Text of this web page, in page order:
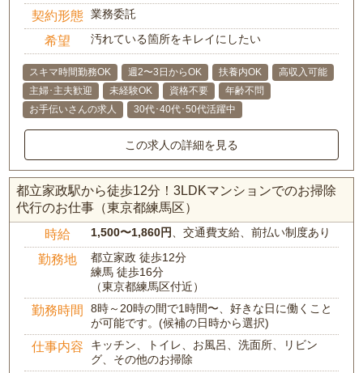
契約形態 業務委託
希望 汚れている箇所をキレイにしたい
スキマ時間勤務OK 週2〜3日からOK 扶養内OK
高収入可能
主婦･主夫歓迎
未経験OK 資格不要
年齢不問
お手伝いさんの求人
30代･40代･50代活躍中
この求人の詳細を見る
都立家政駅から徒歩12分！3LDKマンションでのお掃除
代行のお仕事（東京都練馬区）
時給 1,500〜1,860円、交通費支給、前払い制度あり
勤務地
都立家政 徒歩12分
練馬 徒歩16分
（東京都練馬区付近）
勤務時間
8時～20時の間で1時間〜、好きな日に働くこと
が可能です。(候補の日時から選択)
仕事内容
キッチン、トイレ、お風呂、洗面所、リビン
グ、その他のお掃除